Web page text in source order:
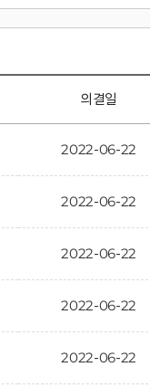
의결일
2022-06-22
2022-06-22
2022-06-22
2022-06-22
2022-06-22